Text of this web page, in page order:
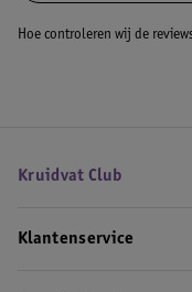
Hoe controleren wij de
Kruidvat Club
Klantenservice